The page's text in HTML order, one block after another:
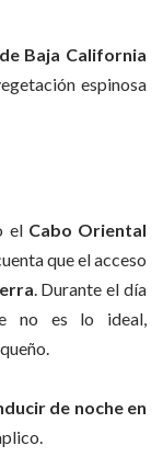
Baja California
espinosa
el Cabo Oriental
que el acceso
. Durante el día
no es lo ideal,
de noche en